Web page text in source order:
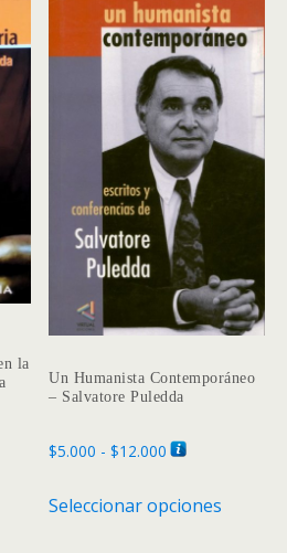
la
Un Humanista Contemporáneo
– Salvatore Puledda
$5.000 - $12.000 Rango
precios:
Seleccionar opciones